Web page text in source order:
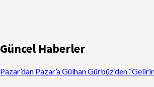
Güncel Haberler
Pazar’dan Pazar’a Gülhan Gürbüz’den